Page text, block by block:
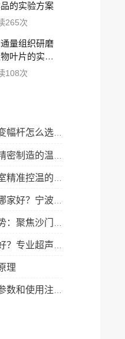
的实验方案
265次
量组织研磨
叶片的实验
108次
篇指南教你精准匹配！
的温度守护者
温的解决方案
芝生物科技实力解析
微生物检测技术升级
机厂家-宁波新芝生物
理
使用注意事项